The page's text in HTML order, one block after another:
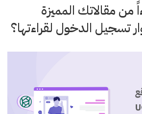
مقالاتك المميزة
تسجيل الدخول لقراءتها؟